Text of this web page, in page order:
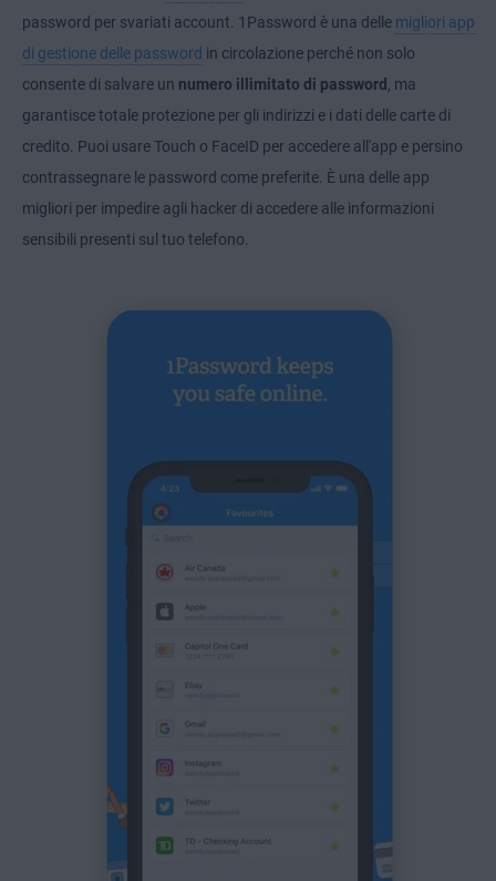
password per svariati account. 1Password è una delle migliori app
di gestione delle password in circolazione perché non solo
consente di salvare un numero illimitato di password , ma
garantisce totale protezione per gli indirizzi e i dati delle carte di
credito. Puoi usare Touch o FaceID per accedere all'app e persino
contrassegnare le password come preferite. È una delle app
migliori per impedire agli hacker di accedere alle informazioni
sensibili presenti sul tuo telefono.